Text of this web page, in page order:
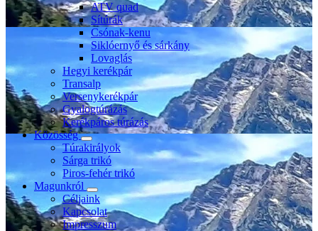
ATV quad
Sítúrák
Csónak-kenu
Siklóernyő és sárkány
Lovaglás
Hegyi kerékpár
Transalp
Versenykerékpár
Gyalogtúrázás
Kerékpáros túrázás
Közösség
Túrakirályok
Sárga trikó
Piros-fehér trikó
Magunkról
Céljaink
Kapcsolat
Impresszum